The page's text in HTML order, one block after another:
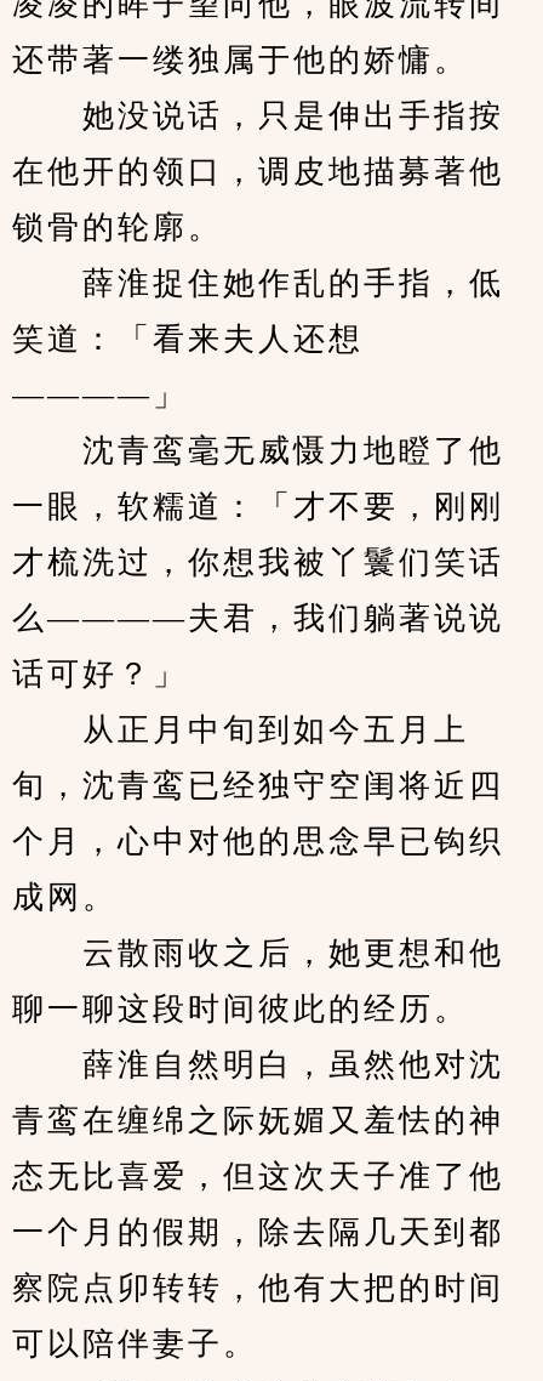
还带著一缕独属于他的娇慵。
她没说话，只是伸出手指按
在他开的领口，调皮地描募著他
锁骨的轮廓。
薛淮捉住她作乱的手指，低
笑道：「看来夫人还想
————」
沈青鸾毫无威慑力地瞪了他
一眼，软糯道：「才不要，刚刚
才梳洗过，你想我被丫鬟们笑话
么————夫君，我们躺著说说
话可好？」
从正月中旬到如今五月上
旬，沈青鸾已经独守空闺将近四
个月，心中对他的思念早已钩织
成网。
云散雨收之后，她更想和他
聊一聊这段时间彼此的经历。
薛淮自然明白，虽然他对沈
青鸾在缠绵之际妩媚又羞怯的神
态无比喜爱，但这次天子准了他
一个月的假期，除去隔几天到都
察院点卯转转，他有大把的时间
可以陪伴妻子。